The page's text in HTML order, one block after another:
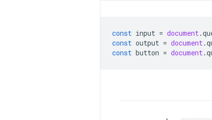
const input = document.
const output = document.
const button = document.